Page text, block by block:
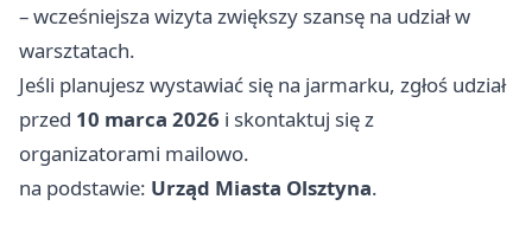
– wcześniejsza wizyta zwiększy szansę na udział w
warsztatach.
Jeśli planujesz wystawiać się na jarmarku, zgłoś udział
przed 10 marca 2026 i skontaktuj się z
organizatorami mailowo.
na podstawie: Urząd Miasta Olsztyna.